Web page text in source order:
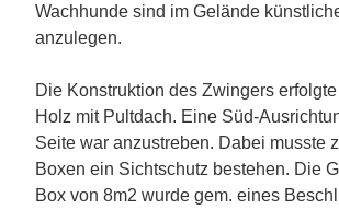
Wachhunde sind im Gelände
anzulegen.
Die Konstruktion des Zwingers
Holz mit Pultdach. Eine Süd-
Seite war anzustreben. Dabei musste
Boxen ein Sichtschutz bestehen. Die
Box von 8m2 wurde gem. eines